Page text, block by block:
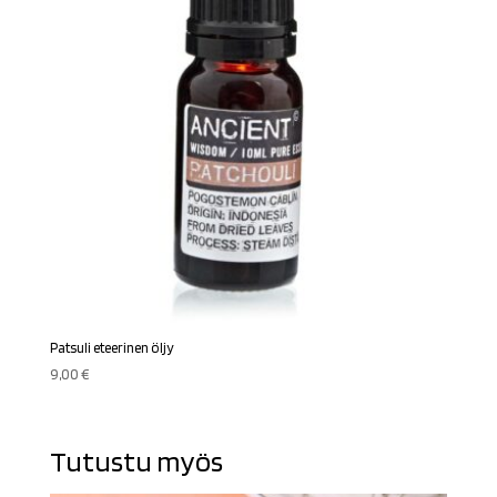
Patsuli eteerinen öljy
9,00€
Tutustu myös